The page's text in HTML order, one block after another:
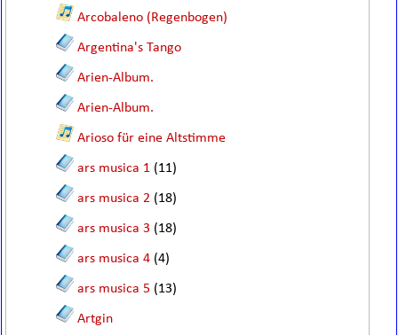
Arcobaleno (Regenbogen)
Argentina's Tango
Arien-Album.
Arien-Album.
Arioso für eine Altstimme
ars musica 1 (11)
ars musica 2 (18)
ars musica 3 (18)
ars musica 4 (4)
ars musica 5 (13)
Artgin